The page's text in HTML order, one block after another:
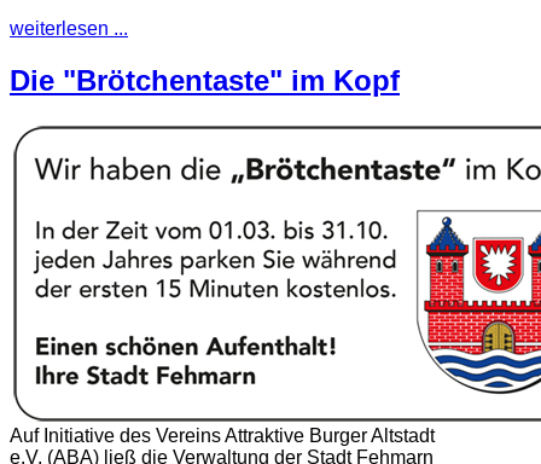
weiterlesen ...
Die "Brötchentaste" im Kopf
Auf Initiative des Vereins Attraktive Burger Altstadt
e.V. (ABA) ließ die Verwaltung der Stadt Fehmarn